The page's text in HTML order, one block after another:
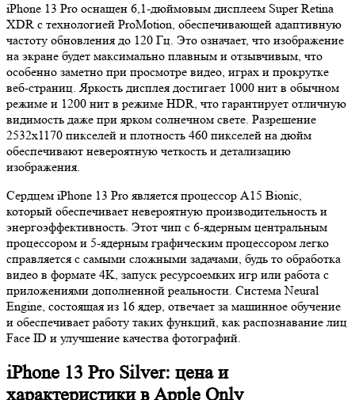
iPhone 13 Pro оснащен 6,1-дюймовым дисплеем Super Retina
XDR с технологией ProMotion, обеспечивающей адаптивную
частоту обновления до 120 Гц. Это означает, что изображение
на экране будет максимально плавным и отзывчивым, что
особенно заметно при просмотре видео, играх и прокрутке
веб-страниц. Яркость дисплея достигает 1000 нит в обычном
режиме и 1200 нит в режиме HDR, что гарантирует отличную
видимость даже при ярком солнечном свете. Разрешение
2532x1170 пикселей и плотность 460 пикселей на дюйм
обеспечивают невероятную четкость и детализацию
изображения.
Сердцем iPhone 13 Pro является процессор A15 Bionic,
который обеспечивает невероятную производительность и
энергоэффективность. Этот чип с 6-ядерным центральным
процессором и 5-ядерным графическим процессором легко
справляется с самыми сложными задачами, будь то обработка
видео в формате 4K, запуск ресурсоемких игр или работа с
приложениями дополненной реальности. Система Neural
Engine, состоящая из 16 ядер, отвечает за машинное обучение
и обеспечивает работу таких функций, как распознавание лиц
Face ID и улучшение качества фотографий.
iPhone 13 Pro Silver: цена и
характеристики в Apple Only